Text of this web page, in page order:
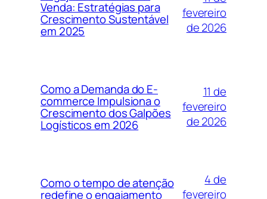
Venda: Estratégias para
Crescimento Sustentável
em 2025
fevereiro
de 2026
Como a Demanda do E-
commerce Impulsiona o
Crescimento dos Galpões
Logísticos em 2026
11 de
fevereiro
de 2026
Como o tempo de atenção
redefine o engajamento
4 de
fevereiro